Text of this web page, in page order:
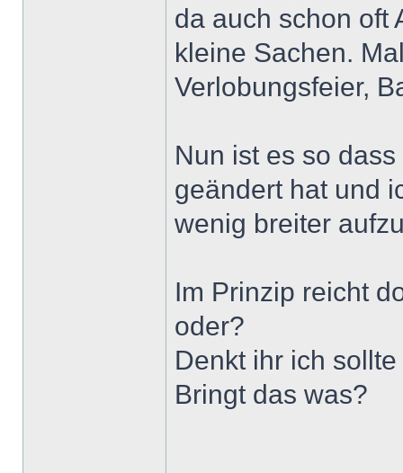
da auch schon oft
kleine Sachen.
Verlobungsfeier,
Nun ist es so
geändert hat und
wenig breiter
Im Prinzip reicht
oder?
Denkt ihr ich
Bringt das was?